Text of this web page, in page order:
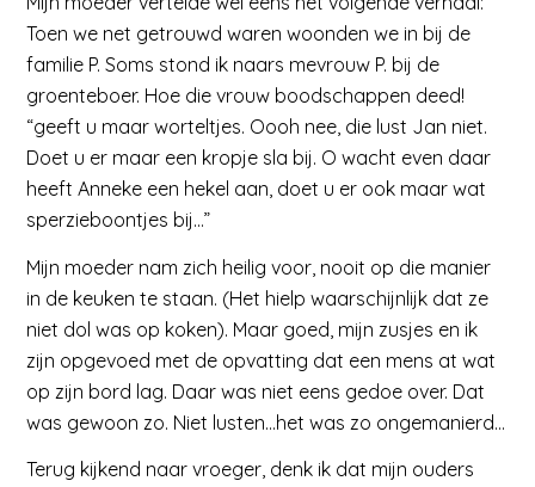
Toen we net getrouwd waren woonden we in bij de
familie P. Soms stond ik naars mevrouw P. bij de
groenteboer. Hoe die vrouw boodschappen deed!
“geeft u maar worteltjes. Oooh nee, die lust Jan niet.
Doet u er maar een kropje sla bij. O wacht even daar
heeft Anneke een hekel aan, doet u er ook maar wat
sperzieboontjes bij…”
Mijn moeder nam zich heilig voor, nooit op die manier
in de keuken te staan. (Het hielp waarschijnlijk dat ze
niet dol was op koken). Maar goed, mijn zusjes en ik
zijn opgevoed met de opvatting dat een mens at wat
op zijn bord lag. Daar was niet eens gedoe over. Dat
was gewoon zo. Niet lusten…het was zo ongemanierd…
Terug kijkend naar vroeger, denk ik dat mijn ouders